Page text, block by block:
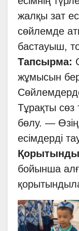
жалқы зат
сөйлемде
бастауыш,
Тапсырма:
жұмысын
Тұрақты сөз
бөлу. —
есімдерді
бойынша